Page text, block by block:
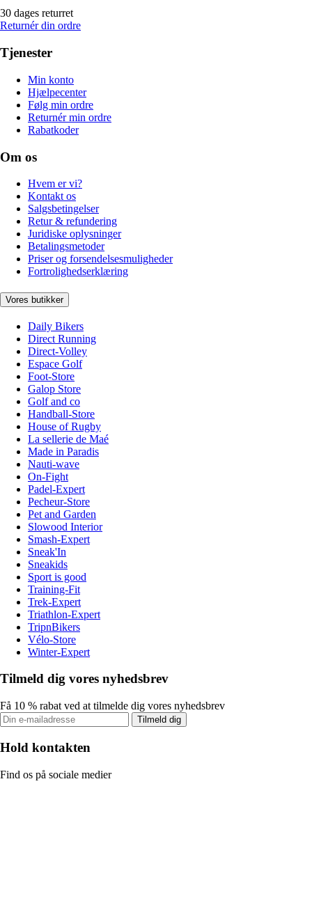
30 dages returret
Returnér din ordre
Tjenester
Min konto
Hjælpecenter
Følg min ordre
Returnér min ordre
Rabatkoder
Om os
Hvem er vi?
Kontakt os
Salgsbetingelser
Retur & refundering
Juridiske oplysninger
Betalingsmetoder
Priser og forsendelsesmuligheder
Fortrolighedserklæring
Vores butikker
Daily Bikers
Direct Running
Direct-Volley
Espace Golf
Foot-Store
Galop Store
Golf and co
Handball-Store
House of Rugby
La sellerie de Maé
Made in Paradis
Nauti-wave
On-Fight
Padel-Expert
Pecheur-Store
Pet and Garden
Slowood Interior
Smash-Expert
Sneak'In
Sneakids
Sport is good
Training-Fit
Trek-Expert
Triathlon-Expert
TripnBikers
Vélo-Store
Winter-Expert
Tilmeld dig vores nyhedsbrev
Få 10 % rabat ved at tilmelde dig vores nyhedsbrev
Tilmeld dig
Hold kontakten
Find os på sociale medier